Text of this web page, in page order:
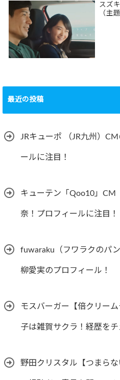
スズ
（主
最近の投稿
JRキューポ （JR九州）
ールに注目！
キューテン「Qoo10」CM
奈！プロフィールに注目！
fuwaraku（フワラクのパ
柳愛実のプロフィール！
モスバーガー【倍クリー
子は雑賀サクラ！経歴をチ
野田クリスタル【つまら